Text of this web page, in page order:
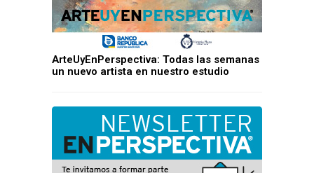
ArteUyEnPerspectiva: Todas las semanas
un nuevo artista en nuestro estudio